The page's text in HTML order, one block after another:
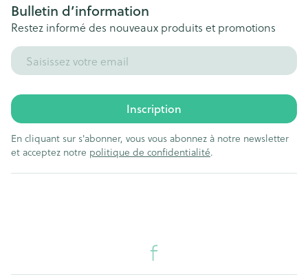
Bulletin d’information
Restez informé des nouveaux produits et promotions
Adresse mail
Inscription
En cliquant sur s'abonner, vous vous abonnez à notre newsletter
et acceptez notre politique de confidentialité.